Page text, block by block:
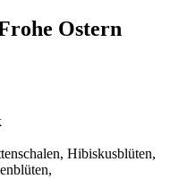
Ostern
Hibiskusblüten,